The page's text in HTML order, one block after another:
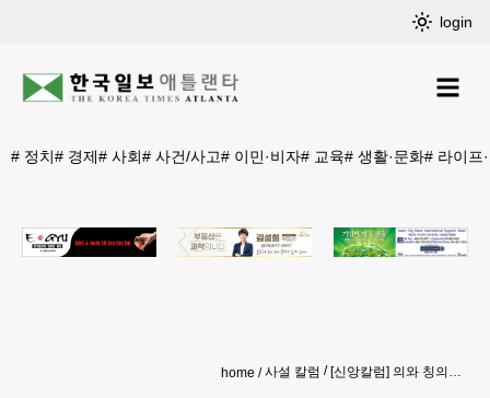
login
# 정치# 경제# 사회# 사건/사고# 이민·비자# 교육# 생활·문화# 라이프
home 사설 칼럼 [신앙칼럼] 의와 칭의(Justice And Justification, 마Matt. 5:6)